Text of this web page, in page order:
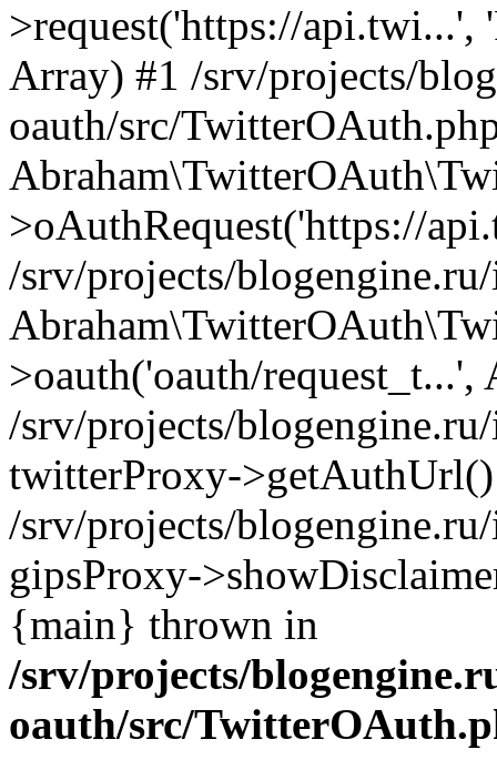
>request('https://
Array) #1 /srv/projects/
oauth/src/
>oAuthRequest('https://
/srv/projects/
>oauth('oauth/request_t...',
/srv/projects/
twitterProxy-
/srv/projects/
gipsProxy-
{main} thrown in
/srv/projects/
oauth/src/